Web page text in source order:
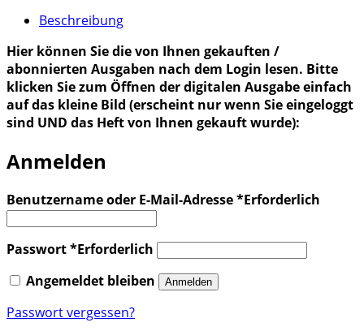
Beschreibung
Hier können Sie die von Ihnen gekauften /
abonnierten Ausgaben nach dem Login lesen. Bitte
klicken Sie zum Öffnen der digitalen Ausgabe einfach
auf das kleine Bild (erscheint nur wenn Sie eingeloggt
sind UND das Heft von Ihnen gekauft wurde):
Anmelden
Benutzername oder E-Mail-Adresse*Erforderlich
Passwort*Erforderlich
Angemeldet bleiben
Anmelden
Passwort vergessen?